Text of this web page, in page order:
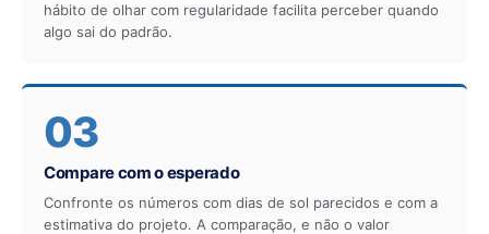
hábito de olhar com regularidade facilita perceber quando
algo sai do padrão.
03
Compare com o esperado
Confronte os números com dias de sol parecidos e com a
estimativa do projeto. A comparação, e não o valor